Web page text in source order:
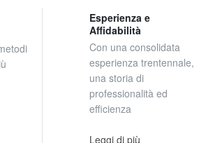
Esperienza e
Affidabilità
Con una consolidata
esperienza trentennale,
una storia di
professionalità ed
efficienza
Leggi di più